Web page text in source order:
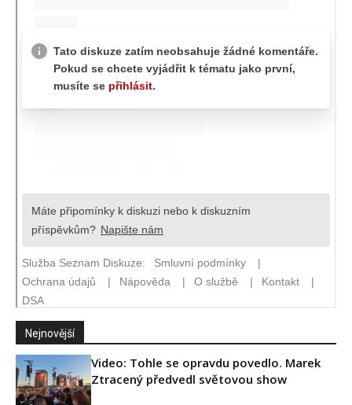
Nejnovější
Video: Tohle se opravdu povedlo. Marek
Ztracený předvedl světovou show